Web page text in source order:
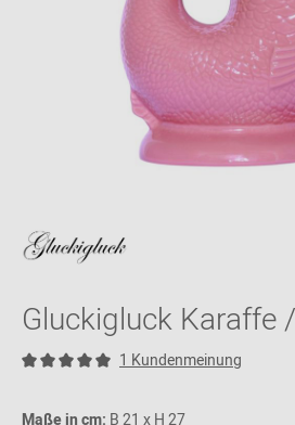
Gluckigluck Karaffe
1 Kundenmeinung
Maße in cm: B 21 x H 27